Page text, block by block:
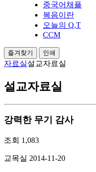
중국어채플
복음이란
오늘의 Q,T
CCM
즐겨찾기 인쇄
자료실설교자료실
설교자료실
강력한 무기 감사
조회 1,083
교목실 2014-11-20